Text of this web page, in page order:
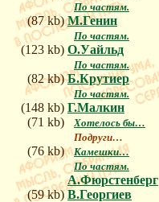
По частям.
(87 kb)М.Генин
По частям.
(123 kb) О.Уайльд
По частям.
(82 kb)Б.Крутиер
По частям.
(148 kb) Г.Малкин
(71 kb)
Хотелось бы…
Подруги…
(76 kb) Камешки…
По частям.
А.Фюрстенберг
(59 kb)В.Георгиев